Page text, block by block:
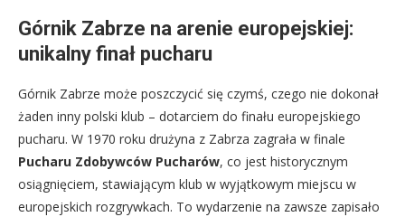
Górnik Zabrze na arenie europejskiej:
unikalny finał pucharu
Górnik Zabrze może poszczycić się czymś, czego nie dokonał
żaden inny polski klub – dotarciem do finału europejskiego
pucharu. W 1970 roku drużyna z Zabrza zagrała w finale
Pucharu Zdobywców Pucharów, co jest historycznym
osiągnięciem, stawiającym klub w wyjątkowym miejscu w
europejskich rozgrywkach. To wydarzenie na zawsze zapisało